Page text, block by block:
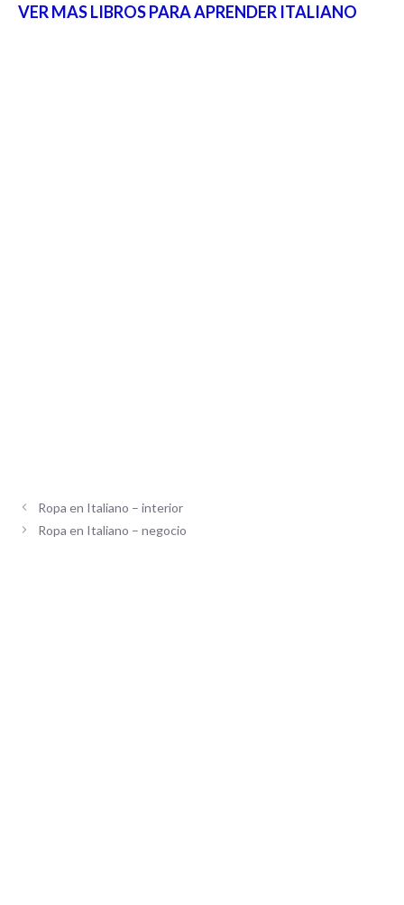
VER MAS LIBROS PARA APRENDER ITALIANO
Ropa en Italiano – interior
Ropa en Italiano – negocio